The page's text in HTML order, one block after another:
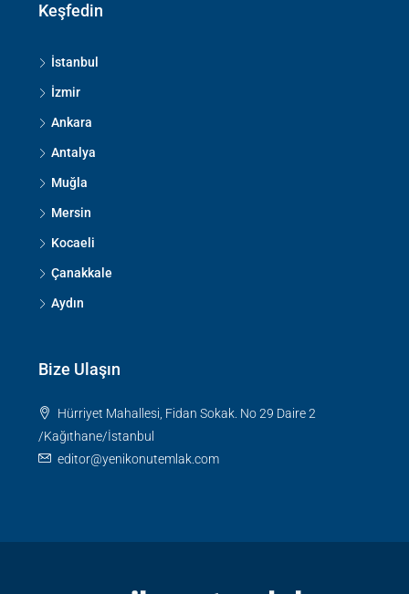
Keşfedin
İstanbul
İzmir
Ankara
Antalya
Muğla
Mersin
Kocaeli
Çanakkale
Aydın
Bize Ulaşın
Hürriyet Mahallesi, Fidan Sokak. No 29 Daire 2
/Kağıthane/İstanbul
editor@yenikonutemlak.com